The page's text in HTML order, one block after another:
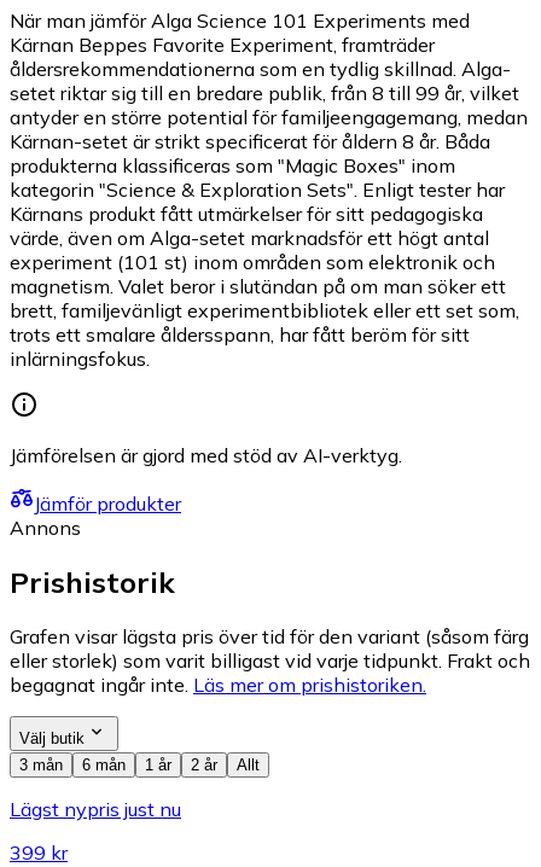
När man jämför Alga Science 101 Experiments med
Kärnan Beppes Favorite Experiment, framträder
åldersrekommendationerna som en tydlig skillnad. Alga-
setet riktar sig till en bredare publik, från 8 till 99 år, vilket
antyder en större potential för familjeengagemang, medan
Kärnan-setet är strikt specificerat för åldern 8 år. Båda
produkterna klassificeras som "Magic Boxes" inom
kategorin "Science & Exploration Sets". Enligt tester har
Kärnans produkt fått utmärkelser för sitt pedagogiska
värde, även om Alga-setet marknadsför ett högt antal
experiment (101 st) inom områden som elektronik och
magnetism. Valet beror i slutändan på om man söker ett
brett, familjevänligt experimentbibliotek eller ett set som,
trots ett smalare åldersspann, har fått beröm för sitt
inlärningsfokus.
Jämförelsen är gjord med stöd av AI-verktyg.
Jämför produkter
Annons
Prishistorik
Grafen visar lägsta pris över tid för den variant (såsom färg
eller storlek) som varit billigast vid varje tidpunkt. Frakt och
begagnat ingår inte. Läs mer om prishistoriken.
Välj butik
3 mån
6 mån 1 år 2 år Allt
Lägst nypris just nu
399 kr